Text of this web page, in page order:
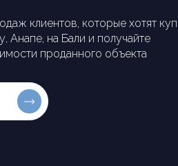
клиентов, которые хотят
Анапе, на Бали и получайте
проданного объекта